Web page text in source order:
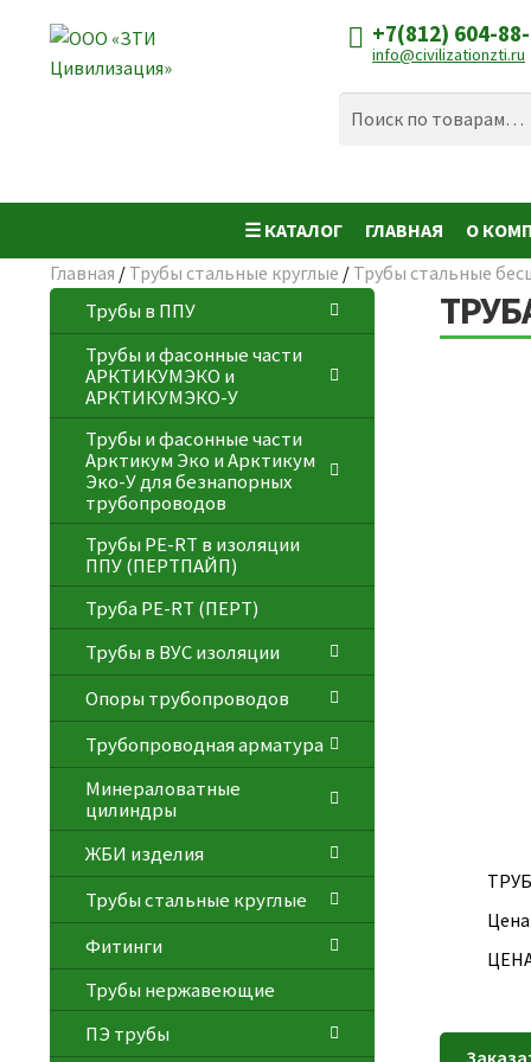
Перейти
к
Перейти
к
+7(812) 604-
info@civilizationzti.ru
☰ КАТАЛОГ ГЛАВНАЯ О
Главная / Трубы стальные круглые / Трубы стальные
Трубы в ППУ
Трубы и фасонные части
АРКТИКУМЭКО и
АРКТИКУМЭКО-У
Трубы и фасонные части
Арктикум Эко и Арктикум
Эко-У для безнапорных
трубопроводов
Трубы PE-RT в изоляции
ППУ (ПЕРТПАЙП)
⁠Трубa PE-RT (ПЕРТ)
Трубы в ВУС изоляции
Опоры трубопроводов
Трубопроводная арматура
Минераловатные
цилиндры
ЖБИ изделия
Трубы стальные круглые
Фитинги
Трубы нержавеющие
ПЭ трубы